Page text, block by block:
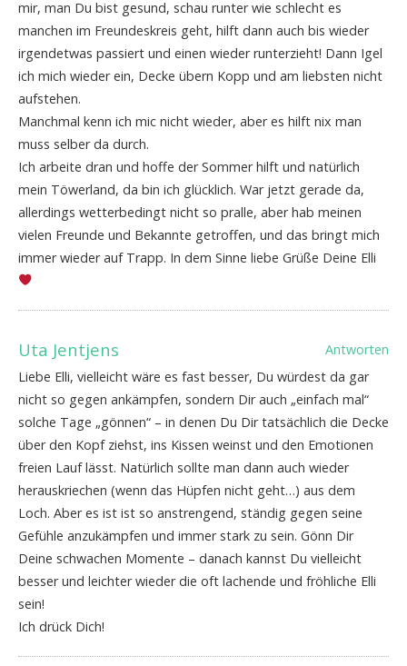
mir, man Du bist gesund, schau runter wie schlecht es
manchen im Freundeskreis geht, hilft dann auch bis wieder
irgendetwas passiert und einen wieder runterzieht! Dann Igel
ich mich wieder ein, Decke übern Kopp und am liebsten nicht
aufstehen.
Manchmal kenn ich mic nicht wieder, aber es hilft nix man
muss selber da durch.
Ich arbeite dran und hoffe der Sommer hilft und natürlich
mein Töwerland, da bin ich glücklich. War jetzt gerade da,
allerdings wetterbedingt nicht so pralle, aber hab meinen
vielen Freunde und Bekannte getroffen, und das bringt mich
immer wieder auf Trapp. In dem Sinne liebe Grüße Deine Elli
Uta Jentjens
Antworten
Liebe Elli, vielleicht wäre es fast besser, Du würdest da gar
nicht so gegen ankämpfen, sondern Dir auch „einfach mal“
solche Tage „gönnen“ – in denen Du Dir tatsächlich die Decke
über den Kopf ziehst, ins Kissen weinst und den Emotionen
freien Lauf lässt. Natürlich sollte man dann auch wieder
herauskriechen (wenn das Hüpfen nicht geht…) aus dem
Loch. Aber es ist ist so anstrengend, ständig gegen seine
Gefühle anzukämpfen und immer stark zu sein. Gönn Dir
Deine schwachen Momente – danach kannst Du vielleicht
besser und leichter wieder die oft lachende und fröhliche Elli
sein!
Ich drück Dich!